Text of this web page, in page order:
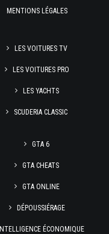
MENTIONS LÉGALES
LES VOITURES TV
LES VOITURES PRO
LES YACHTS
SCUDERIA CLASSIC
GTA 6
GTA CHEATS
GTA ONLINE
DÉPOUSSIÉRAGE
INTELLIGENCE ÉCONOMIQUE